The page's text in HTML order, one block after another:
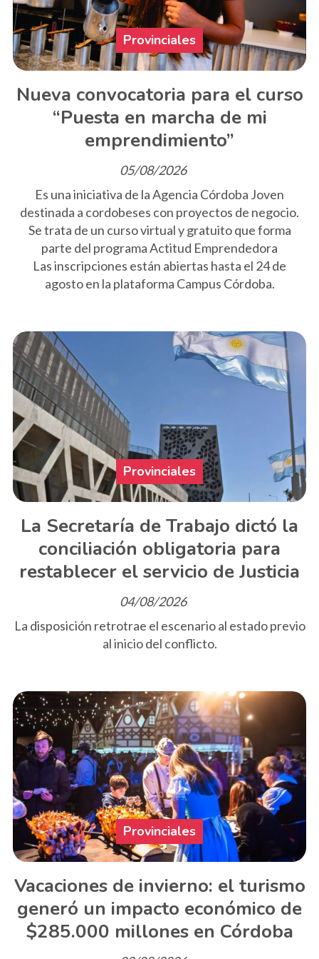
Nueva convocatoria para el curso
“Puesta en marcha de mi
emprendimiento”
Provinciales
05/08/2026
Es una iniciativa de la Agencia Córdoba Joven
destinada a cordobeses con proyectos de negocio.
Se trata de un curso virtual y gratuito que forma
parte del programa Actitud Emprendedora
Las inscripciones están abiertas hasta el 24 de
agosto en la plataforma Campus Córdoba.
La Secretaría de Trabajo dictó la
conciliación obligatoria para
restablecer el servicio de Justicia
Provinciales
04/08/2026
La disposición retrotrae el escenario al estado previo
al inicio del conflicto.
Vacaciones de invierno: el turismo
generó un impacto económico de
$285.000 millones en Córdoba
Provinciales